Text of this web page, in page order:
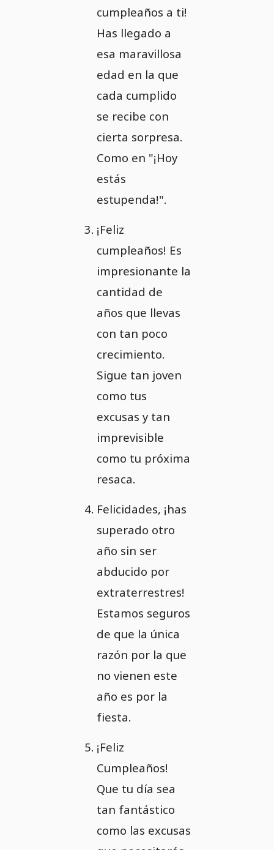
cumpleaños a ti!
Has llegado a
esa maravillosa
edad en la que
cada cumplido
se recibe con
cierta sorpresa.
Como en "¡Hoy
estás
estupenda!".
¡Feliz
cumpleaños! Es
impresionante la
cantidad de
años que llevas
con tan poco
crecimiento.
Sigue tan joven
como tus
excusas y tan
imprevisible
como tu próxima
resaca.
Felicidades, ¡has
superado otro
año sin ser
abducido por
extraterrestres!
Estamos seguros
de que la única
razón por la que
no vienen este
año es por la
fiesta.
¡Feliz
Cumpleaños!
Que tu día sea
tan fantástico
como las excusas